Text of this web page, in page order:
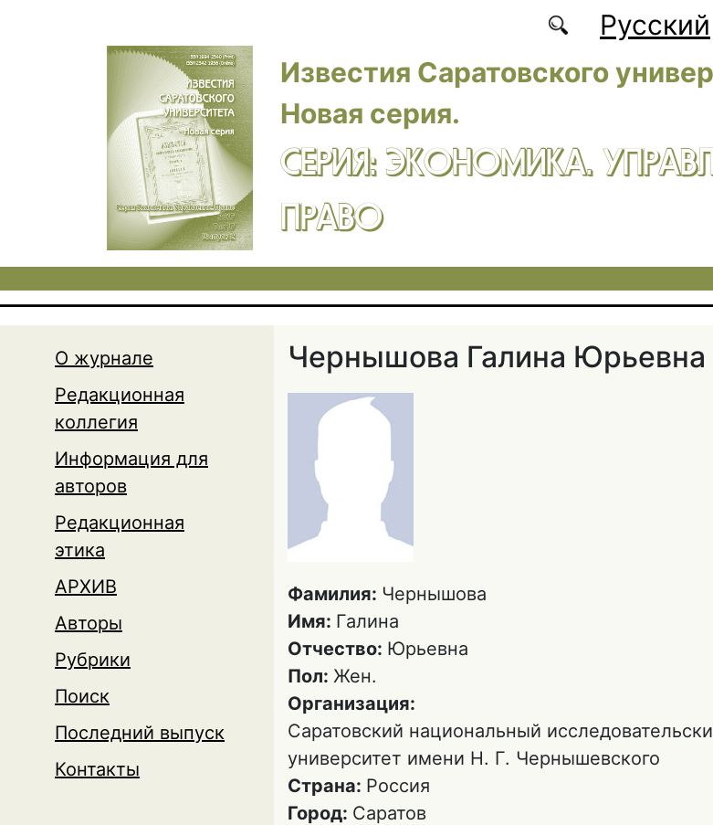
Русский
Известия Саратовского
Новая серия.
СЕРИЯ: ЭКОНОМИКА.
ПРАВО
О журнале
Редакционная
коллегия
Информация для
авторов
Редакционная
этика
АРХИВ
Авторы
Рубрики
Поиск
Последний выпуск
Контакты
Чернышова Галина Юрьевна
Фамилия: Чернышова
Имя: Галина
Отчество: Юрьевна
Пол: Жен.
Организация:
Саратовский национальный
университет имени Н. Г. Чернышевского
Страна: Россия
Город: Саратов